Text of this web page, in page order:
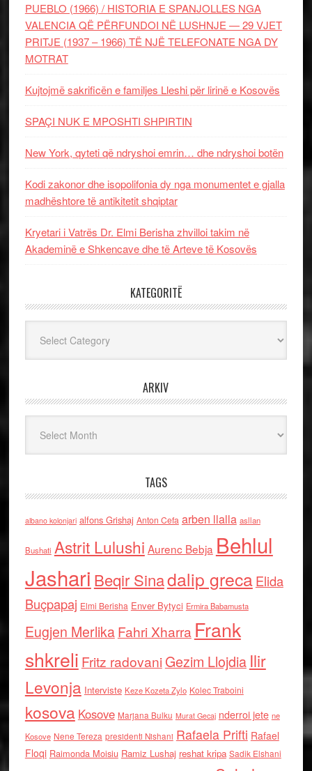
PUEBLO (1966) / HISTORIA E SPANJOLLES NGA
VALENCIA QË PËRFUNDOI NË LUSHNJE — 29 VJET
PRITJE (1937 – 1966) TË NJË TELEFONATE NGA DY
MOTRAT
Kujtojmë sakrificën e familjes Lleshi për lirinë e Kosovës
SPAÇI NUK E MPOSHTI SHPIRTIN
New York, qyteti që ndryshoi emrin… dhe ndryshoi botën
Kodi zakonor dhe isopolifonia dy nga monumentet e gjalla
madhështore të antikitetit shqiptar
Kryetari i Vatrës Dr. Elmi Berisha zhvilloi takim në
Akademinë e Shkencave dhe të Arteve të Kosovës
KATEGORITË
ARKIV
TAGS
albano kolonjari alfons Grishaj Anton Cefa arben llalla asllan
Bushati Astrit Lulushi Aurenc Bebja Behlul
Jashari Beqir Sinadalip grecaElida
Buçpapaj Elmi Berisha Enver Bytyci Ermira Babamusta
Eugjen MerlikaFahri Xharra Frank
shkreli Fritz radovaniGezim Llojdia Ilir
Levonja Interviste Keze Kozeta Zylo Kolec Traboini
kosova Kosove Marjana Bulku Murat Gecaj nderroi jete ne
Kosove Nene Tereza presidenti Nishani Rafaela Prifti Rafael
Floqi Raimonda Moisiu Ramiz Lushaj reshat kripa Sadik Elshani